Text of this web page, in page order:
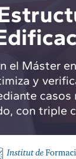
el Máster
y
con triple